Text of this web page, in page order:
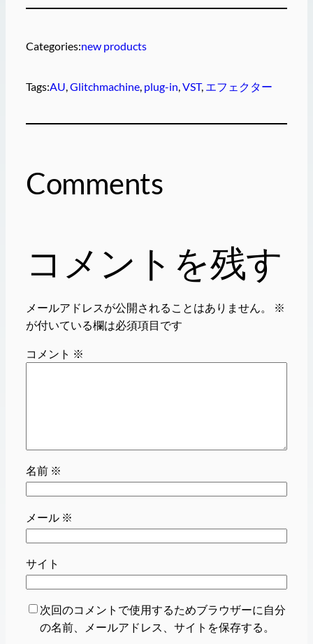
Categories:new products
Tags:AU Glitchmachine, plug-in VST, エフェクター
Comments
コメントを残す
メールアドレスが公開されることはありません。
※
が付いている欄は必須項目です
コメント ※
名前 ※
メール ※
サイト
次回のコメントで使用するためブラウザーに自分
の名前、メールアドレス、サイトを保存する。